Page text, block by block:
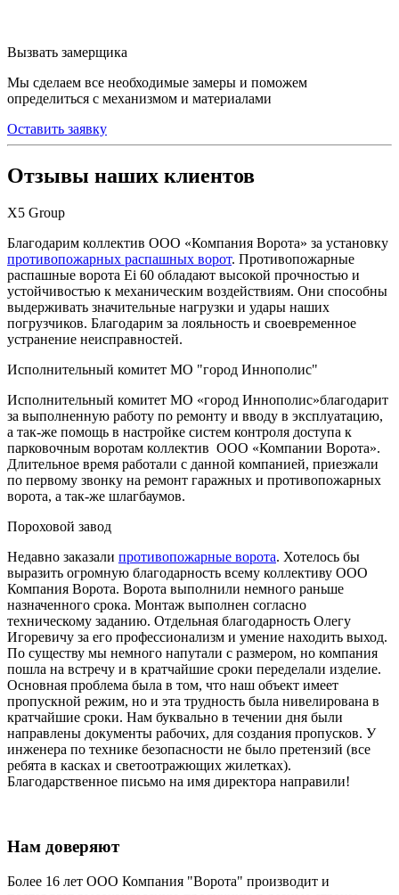
Вызвать замерщика
Мы сделаем все необходимые замеры и поможем
определиться с механизмом и материалами
Оставить заявку
Отзывы наших клиентов
Х5 Group
Благодарим коллектив ООО «Компания Ворота» за установку
противопожарных распашных ворот. Противопожарные
распашные ворота Ei 60 обладают высокой прочностью и
устойчивостью к механическим воздействиям. Они способны
выдерживать значительные нагрузки и удары наших
погрузчиков. Благодарим за лояльность и своевременное
устранение неисправностей.
Исполнительный комитет МО "город Иннополис"
Исполнительный комитет МО «город Иннополис»благодарит
за выполненную работу по ремонту и вводу в эксплуатацию,
а так-же помощь в настройке систем контроля доступа к
парковочным воротам коллектив ООО «Компании Ворота».
Длительное время работали с данной компанией, приезжали
по первому звонку на ремонт гаражных и противопожарных
ворота, а так-же шлагбаумов.
Пороховой завод
Недавно заказали противопожарные ворота. Хотелось бы
выразить огромную благодарность всему коллективу ООО
Компания Ворота. Ворота выполнили немного раньше
назначенного срока. Монтаж выполнен согласно
техническому заданию. Отдельная благодарность Олегу
Игоревичу за его профессионализм и умение находить выход.
По существу мы немного напутали с размером, но компания
пошла на встречу и в кратчайшие сроки переделали изделие.
Основная проблема была в том, что наш объект имеет
пропускной режим, но и эта трудность была нивелирована в
кратчайшие сроки. Нам буквально в течении дня были
направлены документы рабочих, для создания пропусков. У
инженера по технике безопасности не было претензий (все
ребята в касках и светоотражющих жилетках).
Благодарственное письмо на имя директора направили!
Нам доверяют
Более 16 лет ООО Компания "Ворота" производит и